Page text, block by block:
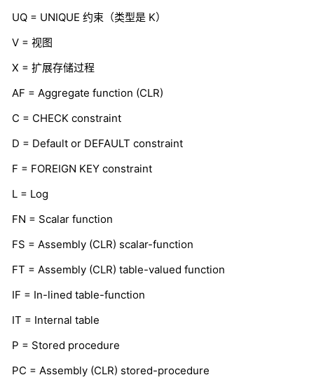
UQ = UNIQUE 约束（类型是 K）
V = 视图
X = 扩展存储过程
AF = Aggregate function (CLR)
C = CHECK constraint
D = Default or DEFAULT constraint
F = FOREIGN KEY constraint
L = Log
FN = Scalar function
FS = Assembly (CLR) scalar-function
FT = Assembly (CLR) table-valued function
IF = In-lined table-function
IT = Internal table
P = Stored procedure
PC = Assembly (CLR) stored-procedure